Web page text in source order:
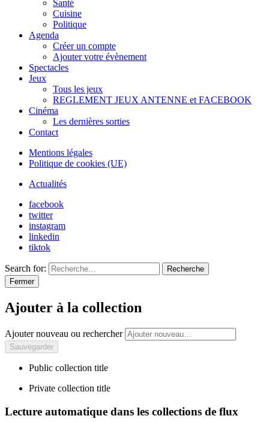
Santé
Cuisine
Politique
Agenda
Créer un compte
Ajouter votre évènement
Spectacles
Jeux
Tous les jeux
REGLEMENT JEUX ANTENNE et FACEBOOK
Cinéma
Les dernières sorties
Contact
Mentions légales
Politique de cookies (UE)
Actualités
facebook
twitter
instagram
linkedin
tiktok
Search for:
Recherche
Fermer
Ajouter à la collection
Ajouter nouveau ou rechercher
Public collection title
Private collection title
Lecture automatique dans les collections de flux